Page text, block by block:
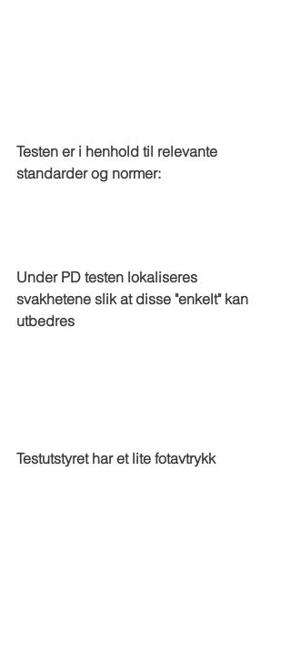
Testen er i henhold til relevante
standarder og normer:
Under PD testen lokaliseres
svakhetene slik at disse "enkelt" kan
utbedres
Testutstyret har et lite fotavtrykk